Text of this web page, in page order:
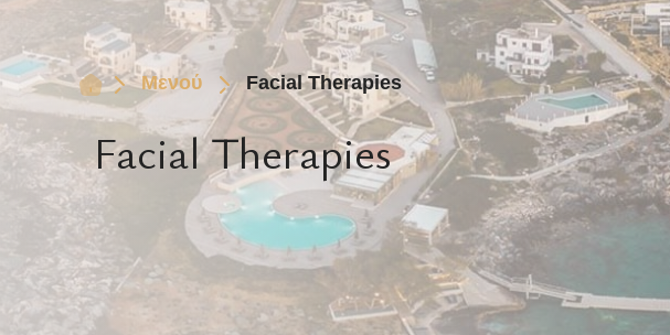
Μενού Facial Therapies
Facial Therapies